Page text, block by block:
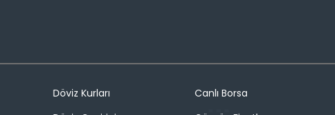
Döviz Kurları
Canlı Borsa